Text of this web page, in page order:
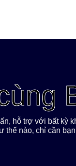
hỗ trợ với bất kỳ
thế nào, chỉ cần